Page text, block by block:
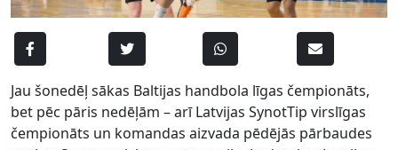
Jau šonedēļ sākas Baltijas handbola līgas čempionāts,
bet pēc pāris nedēļām – arī Latvijas SynotTip virslīgas
čempionāts un komandas aizvada pēdējās pārbaudes